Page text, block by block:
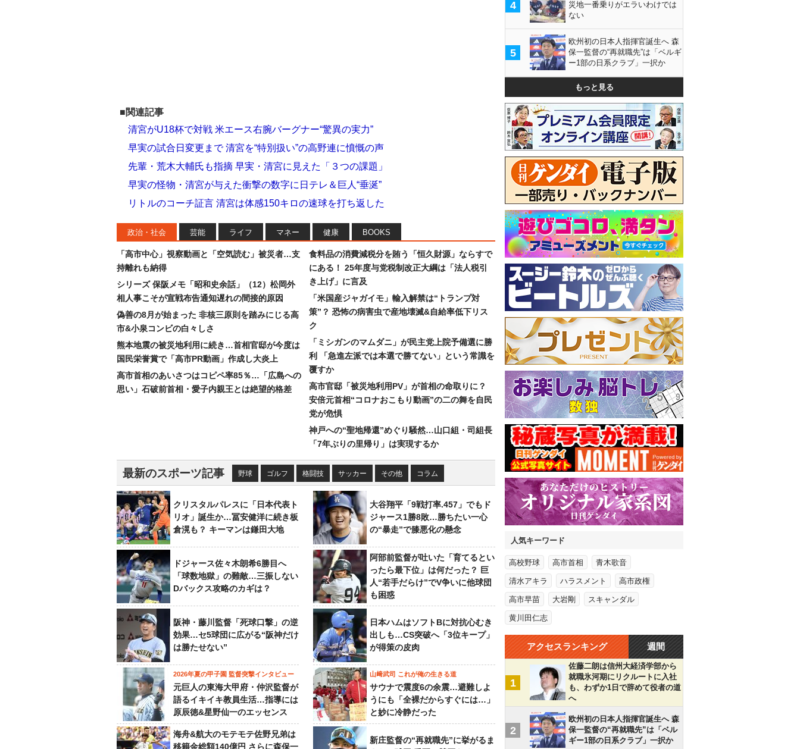
■関連記事
清宮がU18杯で対戦 米エース右腕バーグナー“驚異の実力”
早実の試合日変更まで 清宮を“特別扱い”の高野連に憤慨の声
先輩・荒木大輔氏も指摘 早実・清宮に見えた「３つの課題」
早実の怪物・清宮が与えた衝撃の数字に日テレ＆巨人“垂涎”
リトルのコーチ証言 清宮は体感150キロの速球を打ち返した
政治・社会 芸能 ライフ マネー 健康 BOOKS
「高市中心」視察動画と「空気読む」被災者…支
持離れも納得
シリーズ 保阪メモ「昭和史余話」（12）松岡外
相人事こそが宣戦布告通知遅れの間接的原因
偽善の8月が始まった 非核三原則を踏みにじる高
市&小泉コンビの白々しさ
熊本地震の被災地利用に続き…首相官邸が今度は
国民栄誉賞で「高市PR動画」作成し大炎上
高市首相のあいさつはコピペ率85％…「広島への
思い」石破前首相・愛子内親王とは絶望的格差
食料品の消費減税分を賄う「恒久財源」ならすで
にある！ 25年度与党税制改正大綱は「法人税引
き上げ」に言及
「米国産ジャガイモ」輸入解禁は“トランプ対
策”？ 恐怖の病害虫で産地壊滅&自給率低下リス
ク
「ミシガンのマムダニ」が民主党上院予備選に勝
利 「急進左派では本選で勝てない」という常識を
覆すか
高市官邸「被災地利用PV」が首相の命取りに？
安倍元首相“コロナおこもり動画”の二の舞を自民
党が危惧
神戸への“聖地帰還”めぐり騒然…山口組・司組長
「7年ぶりの里帰り」は実現するか
最新のスポーツ記事 野球 ゴルフ 格闘技 サッカー その他 コラム
クリスタルパレスに「日本代表ト
リオ」誕生か…冨安健洋に続き板
倉滉も？ キーマンは鎌田大地
大谷翔平「9戦打率.457」でもド
ジャース1勝8敗…勝ちたい一心
の“暴走”で膝悪化の懸念
ドジャース佐々木朗希6勝目へ
「球数地獄」の難敵…三振しない
Dバックス攻略のカギは？
阿部前監督が吐いた「育てるとい
ったら最下位」は何だった？ 巨
人“若手だらけ”でV争いに他球団
も困惑
阪神・藤川監督「死球口撃」の逆
効果…セ5球団に広がる“阪神だけ
は勝たせない”
日本ハムはソフトBに対抗心むき
出しも…CS突破へ「3位キープ」
が得策の皮肉
2026年夏の甲子園 監督突撃インタビュー
元巨人の東海大甲府・仲沢監督が
語るイキイキ教員生活…指導には
原辰徳&星野仙一のエッセンス
山﨑武司 これが俺の生きる道
サウナで震度6の余震…避難しよ
うにも「全裸だからすぐには…」
と妙に冷静だった
海舟&航大のモテモテ佐野兄弟は
移籍金総額140億円 さらに森保一
新庄監督の“再就職先”に挙がるま
4
災地一番乗りがエラいわけでは
ない
5
欧州初の日本人指揮官誕生へ 森
保一監督の“再就職先”は「ベルギ
ー1部の日系クラブ」一択か
もっと見る
人気キーワード
高校野球 高市首相 青木歌音
清水アキラ ハラスメント 高市政権
高市早苗 大岩剛 スキャンダル
黄川田仁志
アクセスランキング 週間
1
佐藤二朗は信州大経済学部から
就職氷河期にリクルートに入社
も、わずか1日で辞めて役者の道
へ
2
欧州初の日本人指揮官誕生へ 森
保一監督の“再就職先”は「ベル
ギー1部の日系クラブ」一択か